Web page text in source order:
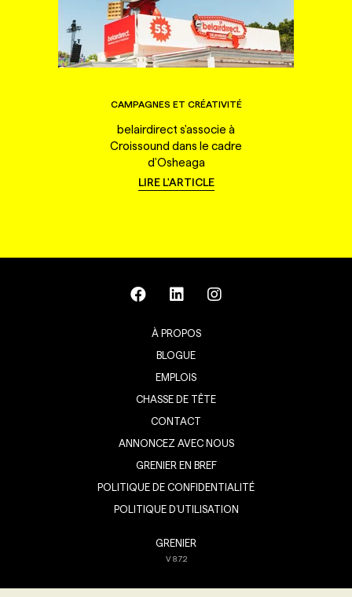
CAMPAGNES ET CRÉATIVITÉ
belairdirect s'associe à
Croissound dans le cadre
d'Osheaga
LIRE L'ARTICLE
À PROPOS
BLOGUE
EMPLOIS
CHASSE DE TÊTE
CONTACT
ANNONCEZ AVEC NOUS
GRENIER EN BREF
POLITIQUE DE CONFIDENTIALITÉ
POLITIQUE D’UTILISATION
GRENIER
V8.7.2